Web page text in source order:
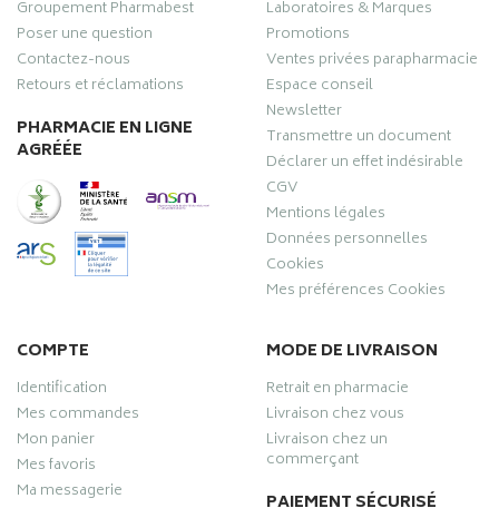
Groupement Pharmabest
Poser une question
Contactez-nous
Retours et réclamations
PHARMACIE EN LIGNE
AGRÉÉE
Laboratoires & Marques
Promotions
Ventes privées parapharmacie
Espace conseil
Newsletter
Transmettre un document
Déclarer un effet indésirable
CGV
Mentions légales
Données personnelles
Cookies
Mes préférences Cookies
COMPTE
Identification
Mes commandes
Mon panier
Mes favoris
Ma messagerie
MODE DE LIVRAISON
Retrait en pharmacie
Livraison chez vous
Livraison chez un
commerçant
PAIEMENT SÉCURISÉ